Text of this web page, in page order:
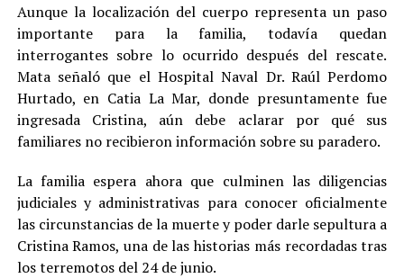
Aunque la localización del cuerpo representa un paso
importante para la familia, todavía quedan
interrogantes sobre lo ocurrido después del rescate.
Mata señaló que el Hospital Naval Dr. Raúl Perdomo
Hurtado, en Catia La Mar, donde presuntamente fue
ingresada Cristina, aún debe aclarar por qué sus
familiares no recibieron información sobre su paradero.
La familia espera ahora que culminen las diligencias
judiciales y administrativas para conocer oficialmente
las circunstancias de la muerte y poder darle sepultura a
Cristina Ramos, una de las historias más recordadas tras
los terremotos del 24 de junio.